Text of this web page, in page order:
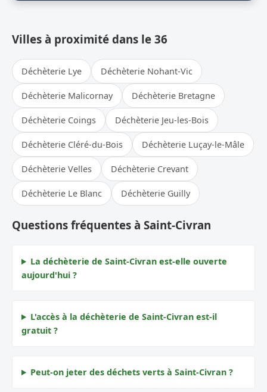
Villes à proximité dans le 36
Déchèterie Lye Déchèterie Nohant-Vic
Déchèterie Malicornay Déchèterie Bretagne
Déchèterie Coings Déchèterie Jeu-les-Bois
Déchèterie Cléré-du-Bois Déchèterie Luçay-le-Mâle
Déchèterie Velles Déchèterie Crevant
Déchèterie Le Blanc Déchèterie Guilly
Questions fréquentes à Saint-Civran
La déchèterie de Saint-Civran est-elle ouverte
aujourd'hui ?
L'accès à la déchèterie de Saint-Civran est-il
gratuit ?
Peut-on jeter des déchets verts à Saint-Civran ?